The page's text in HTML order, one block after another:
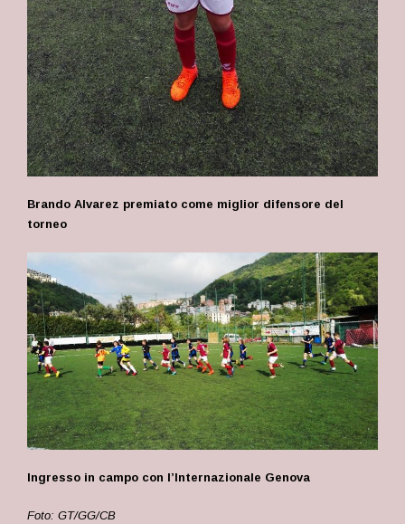
Brando Alvarez premiato come miglior difensore del
torneo
Ingresso in campo con l’Internazionale Genova
Foto: GT/GG/CB